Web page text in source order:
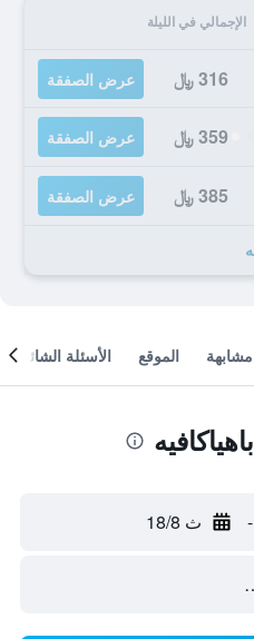
الإجمالي في الليلة
316 ﷼ عرض الصفقة
359 ﷼ عرض الصفقة
385 ﷼ عرض الصفقة
الموقع الأسئلة الشائعة
- ث 18/8